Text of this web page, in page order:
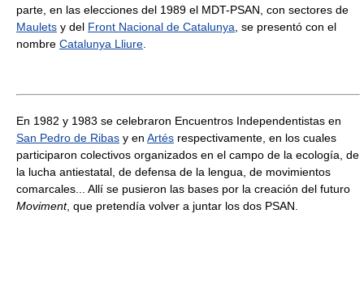
parte, en las elecciones del 1989 el MDT-PSAN, con sectores de
Maulets y del Front Nacional de Catalunya , se presentó con el
nombre Catalunya Lliure
En 1982 y 1983 se celebraron Encuentros Independentistas en
San Pedro de Ribas y en Artés respectivamente, en los cuales
participaron colectivos organizados en el campo de la ecología, de
la lucha antiestatal, de defensa de la lengua, de movimientos
comarcales... Allí se pusieron las bases por la creación del futuro
Moviment, que pretendía volver a juntar los dos PSAN.